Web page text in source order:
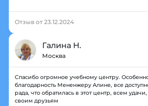
Отзыв от 23.12.2024
Галина Н.
Москва
Спасибо огромное учебному центру.
благодарность Мененжеру Алине, все
рада, что обратилась в этот центр, всем
своим друзьям